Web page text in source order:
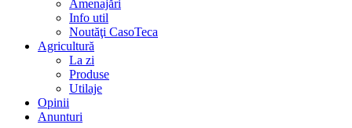
Amenajări
Info util
Noutăţi CasoTeca
Agricultură
La zi
Produse
Utilaje
Opinii
Anunturi